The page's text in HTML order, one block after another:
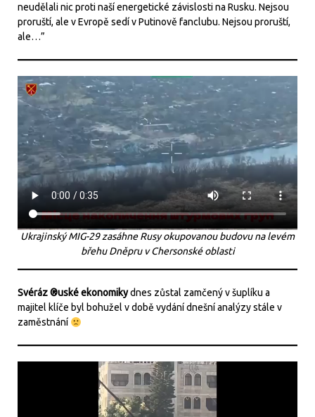
neudělali nic proti naší energetické závislosti na Rusku. Nejsou
proruští, ale v Evropě sedí v Putinově fanclubu. Nejsou proruští,
ale…”
Ukrajinský MIG-29 zasáhne Rusy okupovanou budovu na levém
břehu Dněpru v Chersonské oblasti
Svéráz ®uské ekonomikydnes zůstal zamčený v šuplíku a
majitel klíče byl bohužel v době vydání dnešní analýzy stále v
zaměstnání